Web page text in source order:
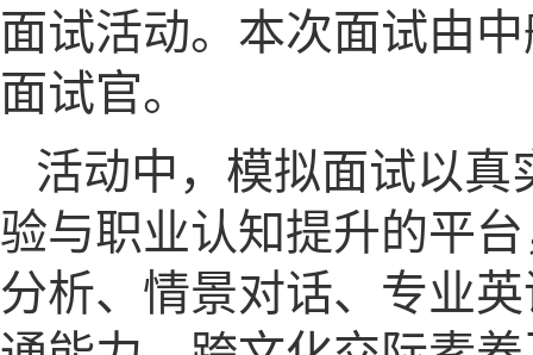
面试活动。本次面试由
面试官。
活动中，模拟面试以
验与职业认知提升的平
分析、情景对话、专业